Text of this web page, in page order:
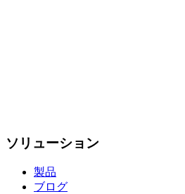
ソリューション
製品
ブログ